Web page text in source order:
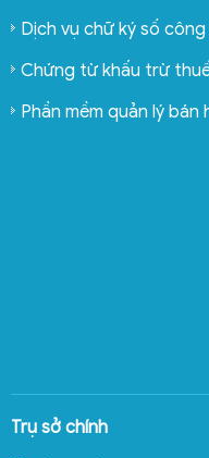
Dịch vụ chữ ký số
Chứng từ khấu trừ
Phần mềm quản lý bán
Trụ sở chính